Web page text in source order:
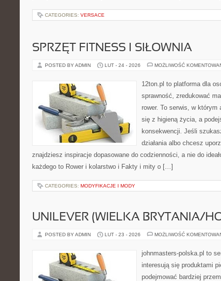
CATEGORIES: VERSACE
SPRZĘT FITNESS I SIŁOWNIA
POSTED BY ADMIN LUT - 24 - 2026 MOŻLIWOŚĆ
12ton.pl to platforma dla
sprawność, zredukować
rower. To serwis, w
się z higieną życia, a
konsekwencji. Jeśli
działania albo chcesz
znajdziesz inspiracje dopasowane do codzienności, a nie do
każdego to Rower i kolarstwo i Fakty i mity o […]
CATEGORIES: MODYFIKACJE I MODY
UNILEVER (WIELKA BRYTANIA/
POSTED BY ADMIN LUT - 23 - 2026 MOŻLIWOŚĆ
johnmasters-polska.pl to
interesują się produktami
podejmować bardziej